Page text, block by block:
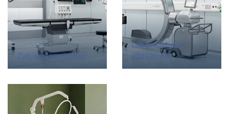
Zabiegi szpitalne
Diagnostyka
obrazowa